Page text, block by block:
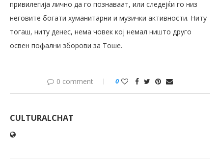
привилегија лично да го познаваат, или следејќи го низ
неговите богати хуманитарни и музички активности. Ниту
тогаш, ниту денес, нема човек кој немал ништо друго
освен пофални зборови за Тоше.
0 comment 0
CULTURALCHAT